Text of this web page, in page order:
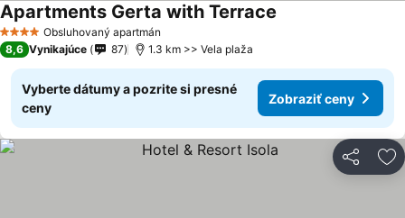
4 Počet hviezdičiek
Obsluhovaný apartmán
Apartments Gerta with Terrace
8,6 Vynikajúce 87 1.3 km >> Vela plaža
Vyberte dátumy a pozrite si presné
ceny
Zobraziť ceny
Zdieľať